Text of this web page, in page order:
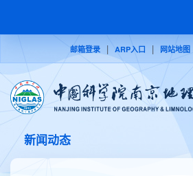
邮箱登录 | ARP入口 | 网站地图
新闻动态